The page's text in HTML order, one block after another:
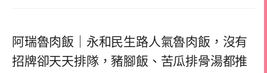
阿瑞魯肉飯｜永和民生路人氣魯肉飯，沒有
招牌卻天天排隊，豬腳飯、苦瓜排骨湯都推